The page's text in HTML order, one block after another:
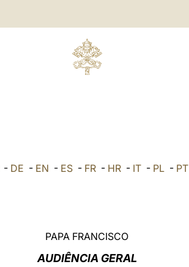
DE - EN - ES- FR- HR- IT- PL- PT
PAPA FRANCISCO
AUDIÊNCIA GERAL